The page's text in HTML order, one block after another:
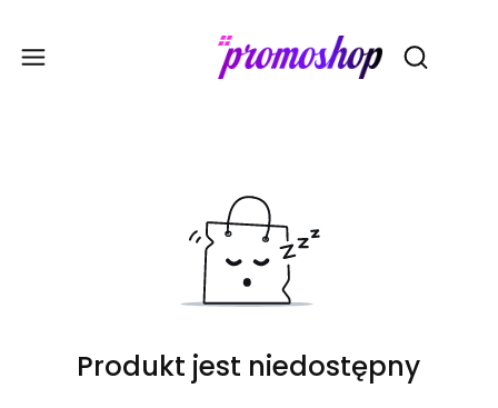
Otwórz
Produkt jest niedostępny